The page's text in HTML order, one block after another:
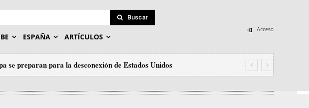
Buscar
ESPAÑA ARTÍCULOS
Acceso
se preparan para la desconexión de Estados Unidos